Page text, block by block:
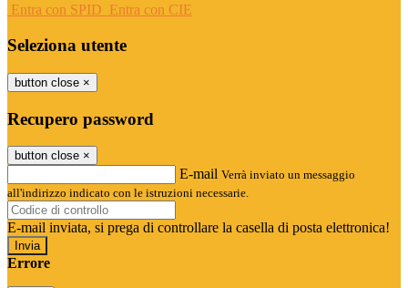
Entra con SPID Entra con CIE
Seleziona utente
button close ×
Recupero password
button close ×
E-mail Verrà inviato un messaggio
all'indirizzo indicato con le istruzioni necessarie.
E-mail inviata, si prega di controllare la casella di posta elettronica!
Errore